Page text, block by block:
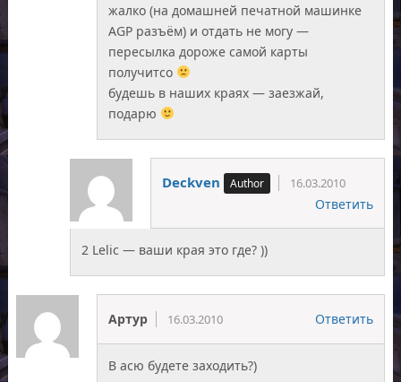
жалко (на домашней печатной машинке
AGP разъём) и отдать не могу —
пересылка дороже самой карты
получитсо
будешь в наших краях — заезжай,
подарю
Deckven 16.03.2010
Ответить
2 Lelic — ваши края это где? ))
Артур 16.03.2010 Ответить
В асю будете заходить?)